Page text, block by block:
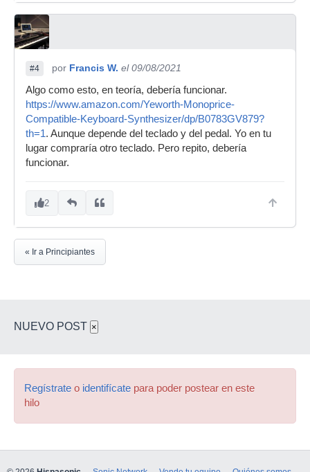
#4 por Francis W. el 09/08/2021
Algo como esto, en teoría, debería funcionar.
https://www.amazon.com/Yeworth-Monoprice-
Compatible-Keyboard-Synthesizer/dp/B0783GV879?
th=1. Aunque depende del teclado y del pedal. Yo en tu
lugar compraría otro teclado. Pero repito, debería
funcionar.
2
« Ir a Principiantes
NUEVO POST ×
Regístrate o identifícate para poder postear en este
hilo